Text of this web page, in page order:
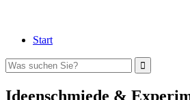
Start
Ideenschmiede &